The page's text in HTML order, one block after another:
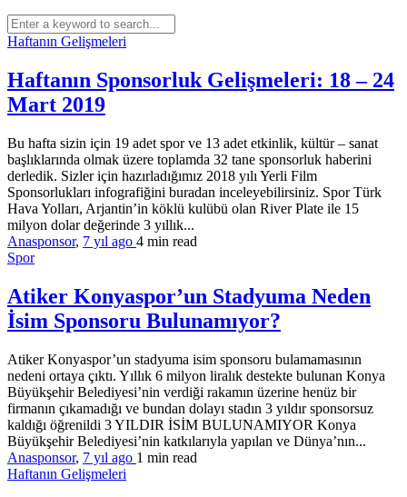
Haftanın Gelişmeleri
Haftanın Sponsorluk Gelişmeleri: 18 – 24
Mart 2019
Bu hafta sizin için 19 adet spor ve 13 adet etkinlik, kültür – sanat
başlıklarında olmak üzere toplamda 32 tane sponsorluk haberini
derledik. Sizler için hazırladığımız 2018 yılı Yerli Film
Sponsorlukları infografiğini buradan inceleyebilirsiniz. Spor Türk
Hava Yolları, Arjantin’in köklü kulübü olan River Plate ile 15
milyon dolar değerinde 3 yıllık...
Anasponsor, 7 yıl ago 4 min read
Spor
Atiker Konyaspor’un Stadyuma Neden
İsim Sponsoru Bulunamıyor?
Atiker Konyaspor’un stadyuma isim sponsoru bulamamasının
nedeni ortaya çıktı. Yıllık 6 milyon liralık destekte bulunan Konya
Büyükşehir Belediyesi’nin verdiği rakamın üzerine henüz bir
firmanın çıkamadığı ve bundan dolayı stadın 3 yıldır sponsorsuz
kaldığı öğrenildi 3 YILDIR İSİM BULUNAMIYOR Konya
Büyükşehir Belediyesi’nin katkılarıyla yapılan ve Dünya’nın...
Anasponsor, 7 yıl ago 1 min read
Haftanın Gelişmeleri